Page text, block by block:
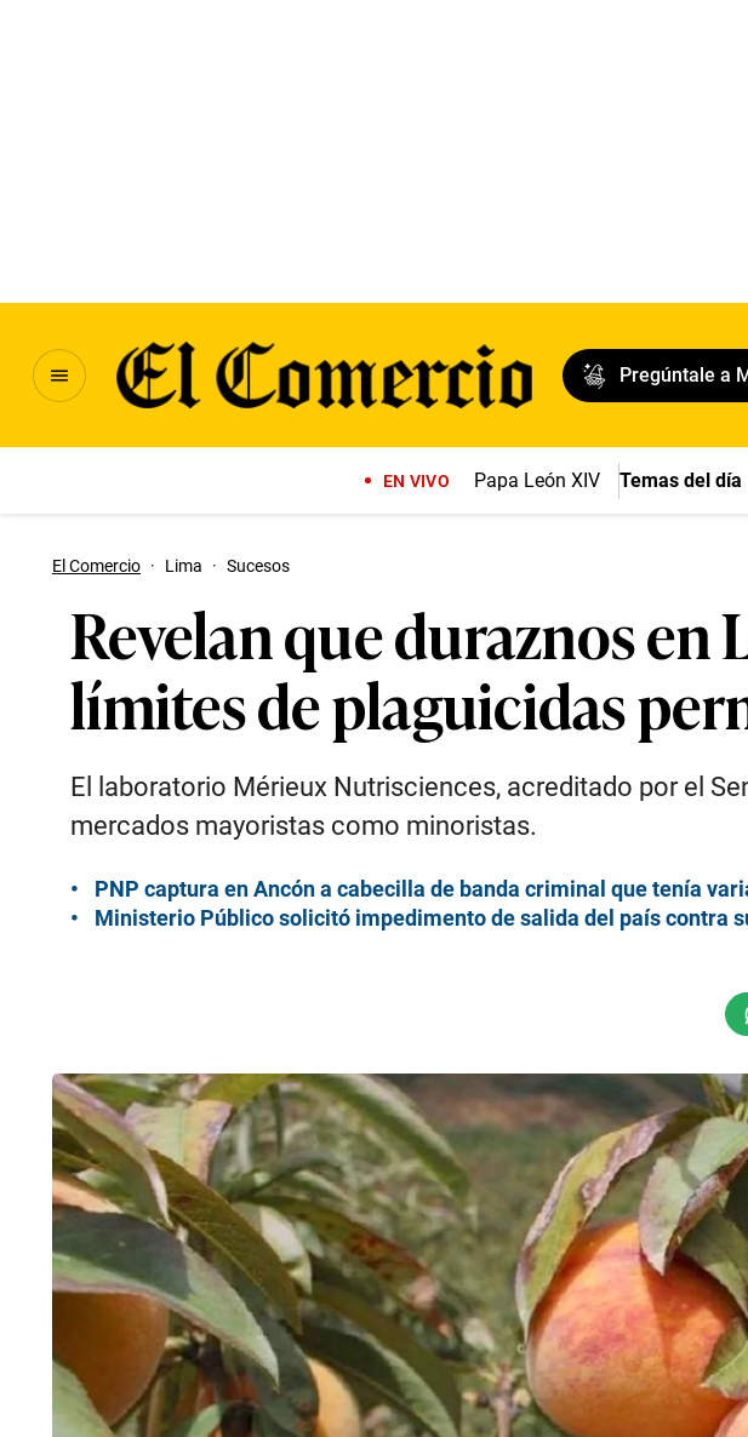
Pregúntale a
EN VIVO Papa León XIV Temas del día
El Comercio · Lima · Sucesos
Revelan que duraznos en
límites de plaguicidas
El laboratorio Mérieux Nutrisciences, acreditado por el
mercados mayoristas como minoristas.
PNP captura en Ancón a cabecilla de banda criminal que tenía
Ministerio Público solicitó impedimento de salida del país contra